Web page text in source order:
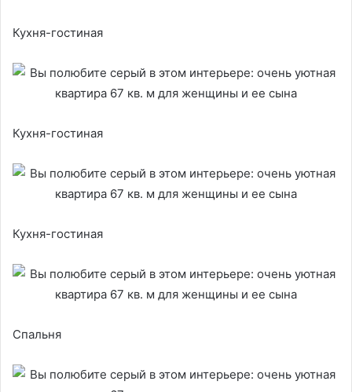
Кухня-гостиная
Кухня-гостиная
Кухня-гостиная
Спальня